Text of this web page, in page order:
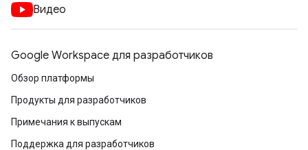
Видео
Google Workspace для разработчиков
Обзор платформы
Продукты для разработчиков
Примечания к выпускам
Поддержка для разработчиков